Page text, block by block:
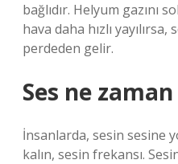
bağlıdır. Helyum gazını
hava daha hızlı
perdeden gelir.
Ses ne
İnsanlarda, sesin sesine
kalın, sesin frekansı.